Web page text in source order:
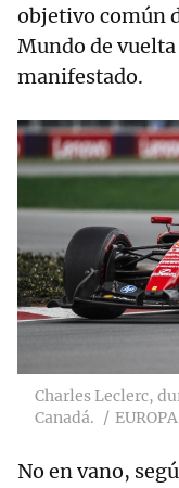
objetivo común
Mundo de
manifestado.
Charles Leclerc,
Canadá.
No en vano,